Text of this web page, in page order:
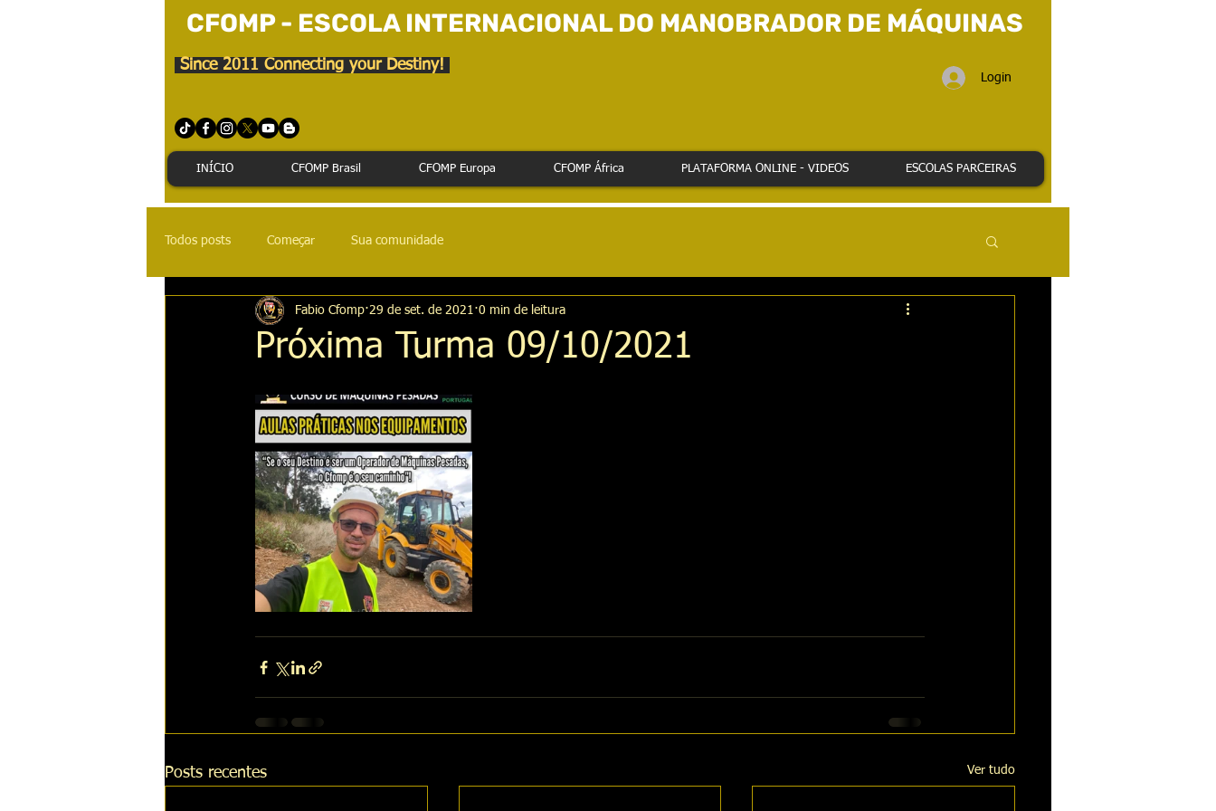
CFOMP - ESCOLA INTERNACIONAL DO MANOBRADOR DE MÁQUINAS
Since 2011 Connecting your Destiny!
Login
INÍCIO CFOMP Brasil CFOMP Europa CFOMP África PLATAFORMA ONLINE - VIDEOS ESCOLAS PARCEIRAS
Todos posts Começar Sua comunidade
Próxima Turma 09/10/2021
Fabio Cfomp 29 de set. de 2021 0 min de leitura
Posts recentes Ver tudo